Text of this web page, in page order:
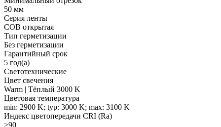
50 мм
Серия ленты
COB открытая
Тип герметизации
Без герметизации
Гарантийный срок
5 год(а)
Светотехнические
Цвет свечения
Warm | Тёплый 3000 K
Цветовая температура
min: 2900 K; typ: 3000 K; max: 3100 K
Индекс цветопередачи CRI (Ra)
>90